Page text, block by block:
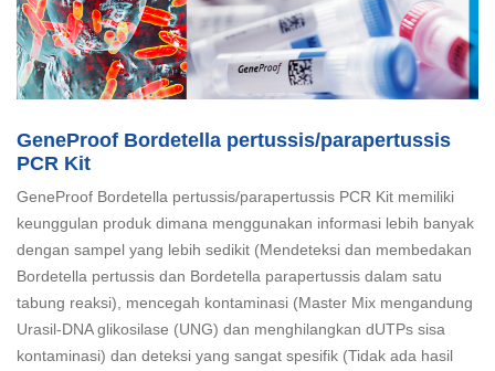
GeneProof Bordetella pertussis/parapertussis
PCR Kit
GeneProof Bordetella pertussis/parapertussis PCR Kit memiliki
keunggulan produk dimana menggunakan informasi lebih banyak
dengan sampel yang lebih sedikit (Mendeteksi dan membedakan
Bordetella pertussis dan Bordetella parapertussis dalam satu
tabung reaksi), mencegah kontaminasi (Master Mix mengandung
Urasil-DNA glikosilase (UNG) dan menghilangkan dUTPs sisa
kontaminasi) dan deteksi yang sangat spesifik (Tidak ada hasil